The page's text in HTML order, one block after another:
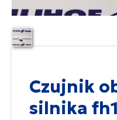
Czujnik
silnika